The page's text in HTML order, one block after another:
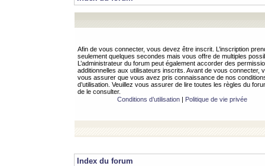
Afin de vous connecter, vous devez être inscrit. L’inscription
seulement quelques secondes mais vous offre de multiples
L’administrateur du forum peut également accorder des
additionnelles aux utilisateurs inscrits. Avant de vous connecter,
vous assurer que vous avez pris connaissance de nos
d’utilisation. Veuillez vous assurer de lire toutes les règles du
de le consulter.
Conditions d’utilisation| Politique de vie privée
Index du forum